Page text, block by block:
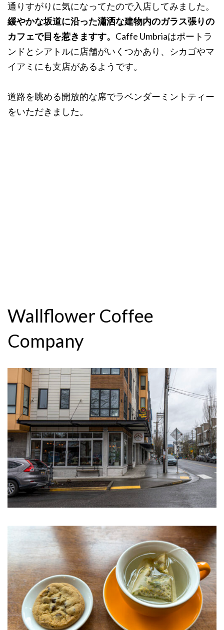
通りすがりに気になってたので入店してみました。
緩やかな坂道に沿った瀟洒な建物内のガラス張りの
カフェで目を惹きますす。 Caffe Umbriaはポートラ
ンドとシアトルに店舗がいくつかあり、シカゴやマ
イアミにも支店があるようです。
道路を眺める開放的な席でラベンダーミントティー
をいただきました。
Wallflower Coffee
Company